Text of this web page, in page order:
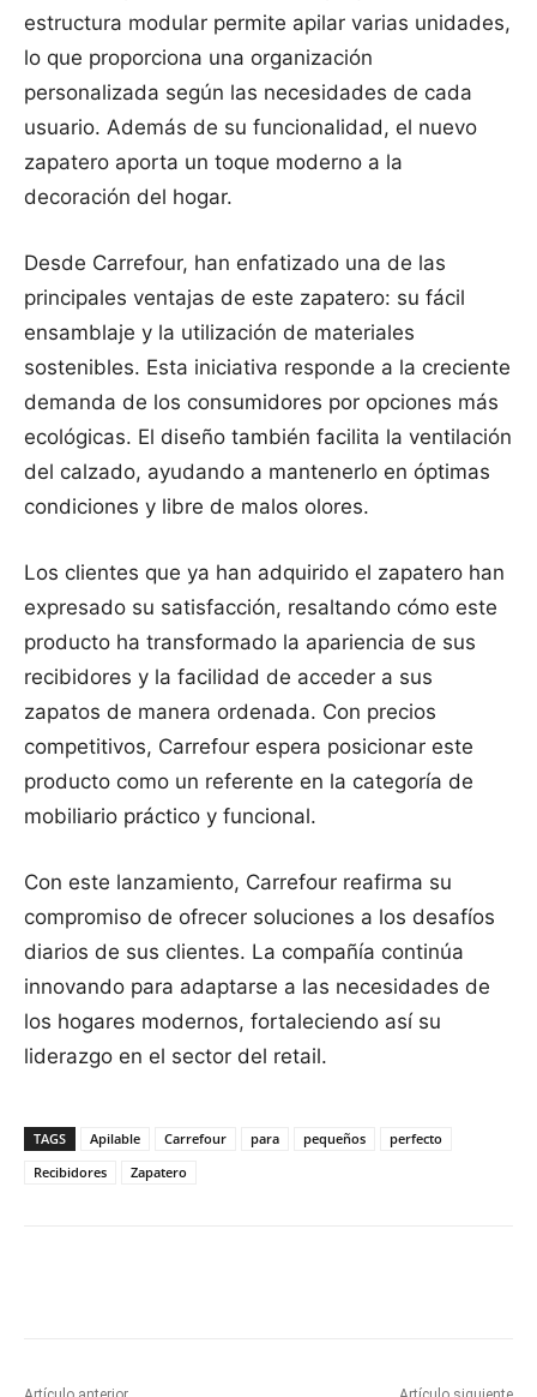
estructura modular permite apilar varias unidades,
lo que proporciona una organización
personalizada según las necesidades de cada
usuario. Además de su funcionalidad, el nuevo
zapatero aporta un toque moderno a la
decoración del hogar.
Desde Carrefour, han enfatizado una de las
principales ventajas de este zapatero: su fácil
ensamblaje y la utilización de materiales
sostenibles. Esta iniciativa responde a la creciente
demanda de los consumidores por opciones más
ecológicas. El diseño también facilita la ventilación
del calzado, ayudando a mantenerlo en óptimas
condiciones y libre de malos olores.
Los clientes que ya han adquirido el zapatero han
expresado su satisfacción, resaltando cómo este
producto ha transformado la apariencia de sus
recibidores y la facilidad de acceder a sus
zapatos de manera ordenada. Con precios
competitivos, Carrefour espera posicionar este
producto como un referente en la categoría de
mobiliario práctico y funcional.
Con este lanzamiento, Carrefour reafirma su
compromiso de ofrecer soluciones a los desafíos
diarios de sus clientes. La compañía continúa
innovando para adaptarse a las necesidades de
los hogares modernos, fortaleciendo así su
liderazgo en el sector del retail.
TAGS Apilable Carrefour para pequeños
perfecto
Recibidores
Zapatero